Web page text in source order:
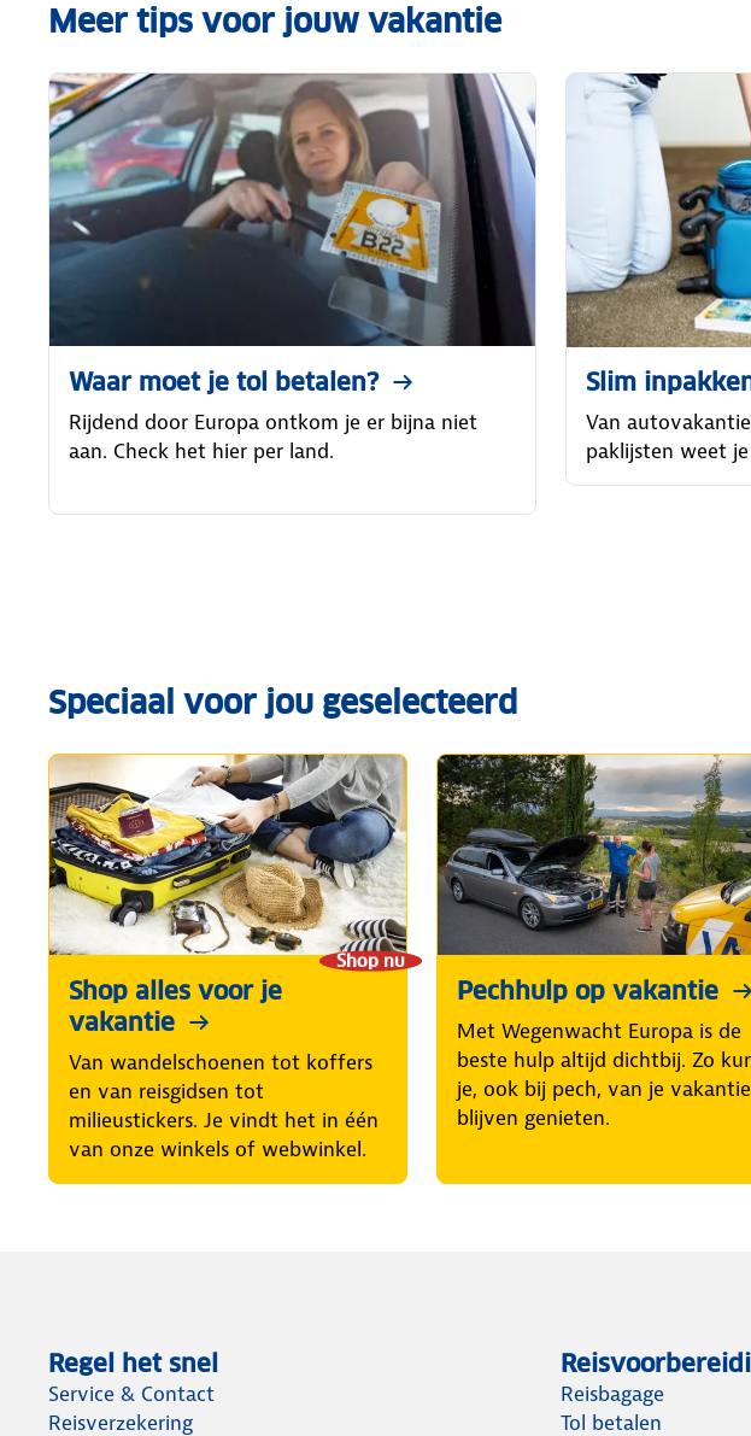
Meer tips voor jouw vakantie
Waar moet je tol betalen?
Rijdend door Europa ontkom je er bijna niet
aan. Check het hier per land.
Slim
Van
paklijsten weet
Speciaal voor jou geselecteerd
Shop nu
Shop alles voor je
vakantie
Van wandelschoenen tot koffers
en van reisgidsen tot
milieustickers. Je vindt het in één
van onze winkels of webwinkel.
Pechhulp op vakantie
Met Wegenwacht Europa is de
beste hulp altijd dichtbij. Zo
je, ook bij pech, van je vakantie
blijven genieten.
Regel het snel
Service & Contact
Reisverzekering
Reisbagage
Tol betalen